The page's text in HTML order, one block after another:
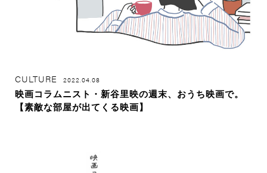
CULTURE 2022.04.08
映画コラムニスト・新谷里映の週末、おうち映画で。
【素敵な部屋が出てくる映画】